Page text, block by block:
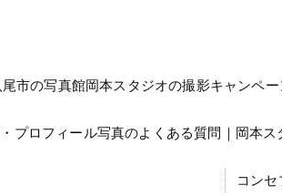
市の写真館岡本スタジオの撮影キャンペー
プロフィール写真のよくある質問｜岡本ス
コンセ